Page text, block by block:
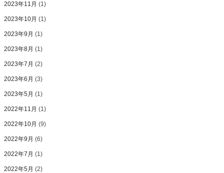
2023年11月 (1)
2023年10月 (1)
2023年9月 (1)
2023年8月 (1)
2023年7月 (2)
2023年6月 (3)
2023年5月 (1)
2022年11月 (1)
2022年10月 (9)
2022年9月 (6)
2022年7月 (1)
2022年5月 (2)